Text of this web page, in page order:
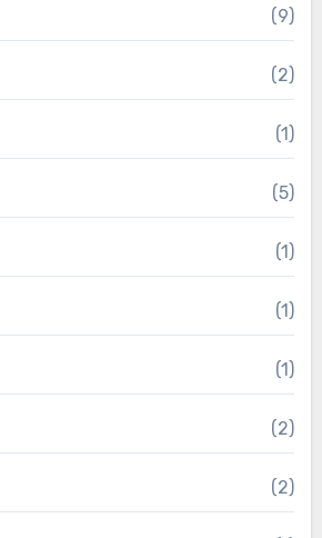
(9)
(2)
(1)
(5)
(1)
(1)
(1)
(2)
(2)